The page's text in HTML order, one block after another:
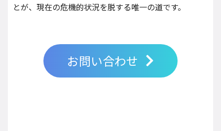
とが、現在の危機的状況を脱する唯一の道です。
お問い合わせ